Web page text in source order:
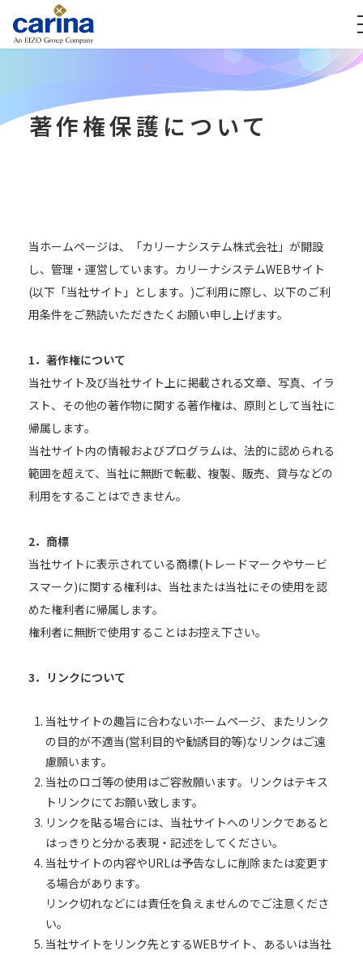
著作権保護について
当ホームページは、「カリーナシステム株式会社」が開設
し、管理・運営しています。カリーナシステムWEBサイト
(以下「当社サイト」とします。)ご利用に際し、以下のご利
用条件をご熟読いただきたくお願い申し上げます。
1．著作権について
当社サイト及び当社サイト上に掲載される文章、写真、イラ
スト、その他の著作物に関する著作権は、原則として当社に
帰属します。
当社サイト内の情報およびプログラムは、法的に認められる
範囲を超えて、当社に無断で転載、複製、販売、貸与などの
利用をすることはできません。
2．商標
当社サイトに表示されている商標(トレードマークやサービ
スマーク)に関する権利は、当社または当社にその使用を認
めた権利者に帰属します。
権利者に無断で使用することはお控え下さい。
3．リンクについて
当社サイトの趣旨に合わないホームページ、またリンク
の目的が不適当(営利目的や勧誘目的等)なリンクはご遠
慮願います。
当社のロゴ等の使用はご容赦願います。リンクはテキス
トリンクにてお願い致します。
リンクを貼る場合には、当社サイトへのリンクであると
はっきりと分かる表現・記述をしてください。
当社サイトの内容やURLは予告なしに削除または変更す
る場合があります。
リンク切れなどには責任を負えませんのでご注意くださ
い。
当社サイトをリンク先とするWEBサイト、あるいは当社